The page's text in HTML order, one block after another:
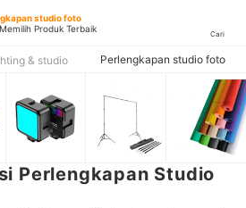
studio foto
Produk Terbaik
Cari
& studio Perlengkapan studio foto
Perlengkapan Studio